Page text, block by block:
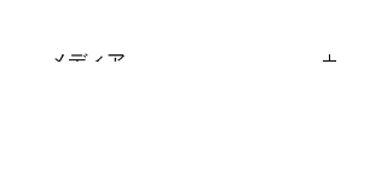
メディア